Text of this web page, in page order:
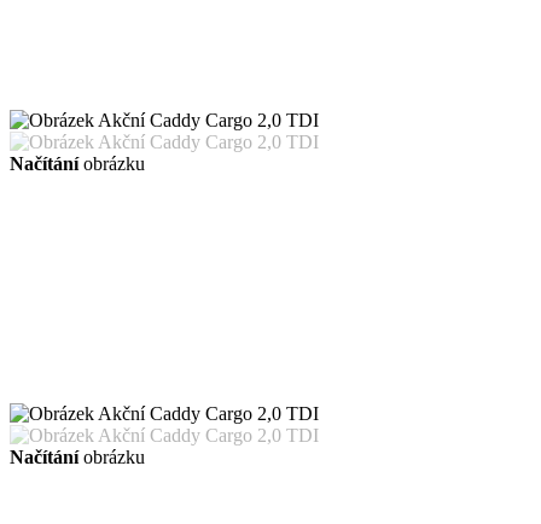
Načítáníobrázku
Načítáníobrázku